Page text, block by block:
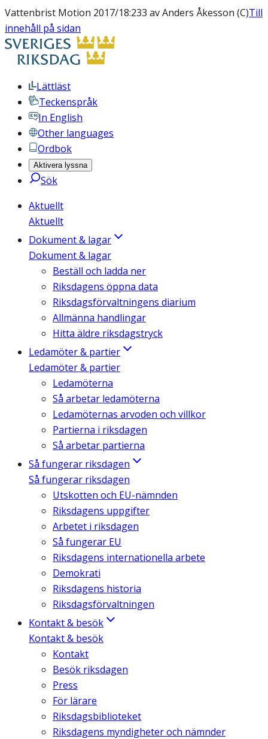
Vattenbrist Motion 2017/18:233 av Anders Åkesson (C)Till
innehåll på sidan
Lättläst
Teckenspråk
In English
Other languages
Ordbok
Aktivera lyssna
Sök
Aktuellt
Aktuellt
Dokument & lagar
Dokument & lagar
Beställ och ladda ner
Riksdagens öppna data
Riksdagsförvaltningens diarium
Allmänna handlingar
Hitta äldre riksdagstryck
Ledamöter & partier
Ledamöter & partier
Ledamöterna
Så arbetar ledamöterna
Ledamöternas arvoden och villkor
Partierna i riksdagen
Så arbetar partierna
Så fungerar riksdagen
Så fungerar riksdagen
Utskotten och EU-nämnden
Riksdagens uppgifter
Arbetet i riksdagen
Så fungerar EU
Riksdagens internationella arbete
Demokrati
Riksdagens historia
Riksdagsförvaltningen
Kontakt & besök
Kontakt & besök
Kontakt
Besök riksdagen
Press
För lärare
Riksdagsbiblioteket
Riksdagens myndigheter och nämnder